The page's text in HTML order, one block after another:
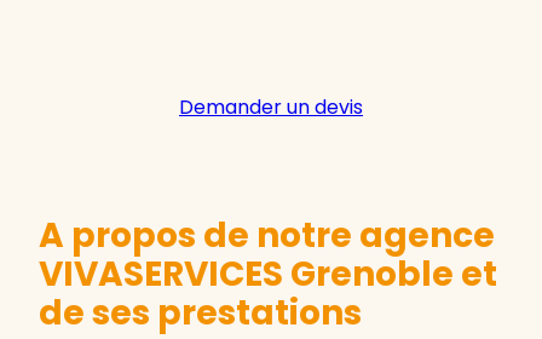
Demander un devis
A propos de notre agence
VIVASERVICES Grenoble et
de ses prestations